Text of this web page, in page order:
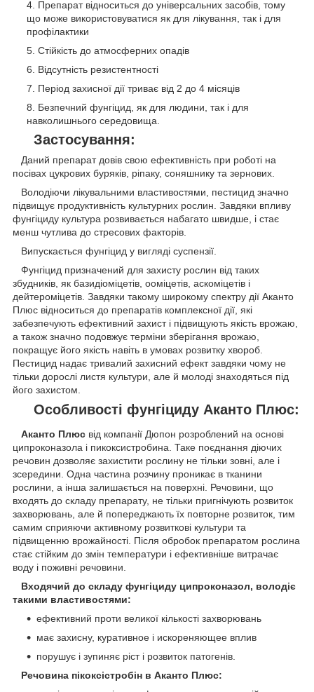
Препарат відноситься до універсальних засобів, тому
що може використовуватися як для лікування, так і для
профілактики
Стійкість до атмосферних опадів
Відсутність резистентності
Період захисної дії триває від 2 до 4 місяців
Безпечний фунгіцид, як для людини, так і для
навколишнього середовища.
Застосування:
Даний препарат довів свою ефективність при роботі на
посівах цукрових буряків, ріпаку, соняшнику та зернових.
Володіючи лікувальними властивостями, пестицид значно
підвищує продуктивність культурних рослин. Завдяки впливу
фунгіциду культура розвивається набагато швидше, і стає
менш чутлива до стресових факторів.
Випускається фунгіцид у вигляді суспензії.
Фунгіцид призначений для захисту рослин від таких
збудників, як базидіоміцетів, ооміцетів, аскоміцетів і
дейтероміцетів. Завдяки такому широкому спектру дії Аканто
Плюс відноситься до препаратів комплексної дії, які
забезпечують ефективний захист і підвищують якість врожаю,
а також значно подовжує терміни зберігання врожаю,
покращує його якість навіть в умовах розвитку хвороб.
Пестицид надає тривалий захисний ефект завдяки чому не
тільки дорослі листя культури, але й молоді знаходяться під
його захистом.
Особливості фунгіциду Аканто Плюс:
Аканто Плюс від компанії Дюпон розроблений на основі
ципроконазола і пикоксистробина. Таке поєднання діючих
речовин дозволяє захистити рослину не тільки зовні, але і
зсередини. Одна частина розчину проникає в тканини
рослини, а інша залишається на поверхні. Речовини, що
входять до складу препарату, не тільки пригнічують розвиток
захворювань, але й попереджають їх повторне розвиток, тим
самим сприяючи активному розвиткові культури та
підвищенню врожайності. Після обробок препаратом рослина
стає стійким до змін температури і ефективніше витрачає
воду і поживні речовини.
Входячий до складу фунгіциду ципроконазол, володіє
такими властивостями:
ефективний проти великої кількості захворювань
має захисну, куративное і искореняющее вплив
порушує і зупиняє ріст і розвиток патогенів.
Речовина пікоксістробін в Аканто Плюс: